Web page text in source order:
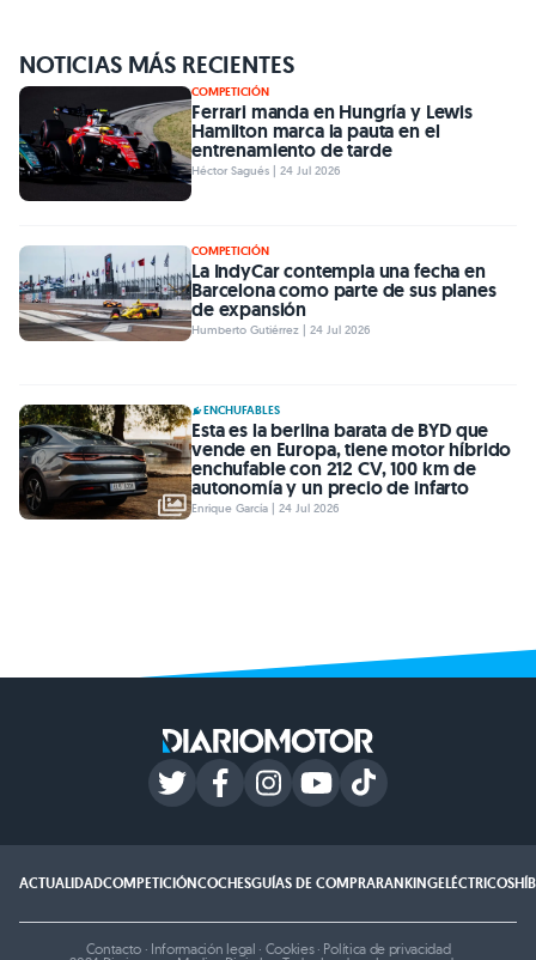
NOTICIAS MÁS RECIENTES
COMPETICIÓN
Ferrari manda en Hungría y Lewis
Hamilton marca la pauta en el
entrenamiento de tarde
Héctor Sagués | 24 Jul 2026
COMPETICIÓN
La IndyCar contempla una fecha en
Barcelona como parte de sus planes
de expansión
Humberto Gutiérrez | 24 Jul 2026
ENCHUFABLES
Esta es la berlina barata de BYD que
vende en Europa, tiene motor híbrido
enchufable con 212 CV, 100 km de
autonomía y un precio de infarto
Enrique García | 24 Jul 2026
ACTUALIDADCOMPETICIÓNCOCHESGUÍAS DE COMPRARANKINGELÉCTRICOS
Contacto · Información legal · Cookies· Política de privacidad